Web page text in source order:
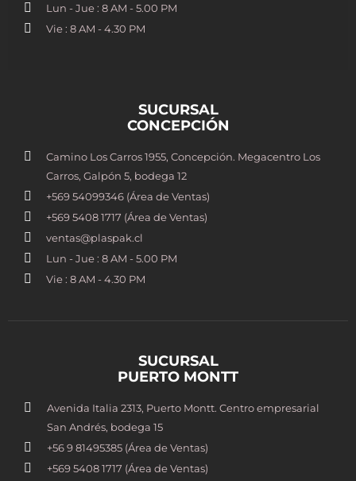
Lun - Jue : 8 AM - 5.00 PM
Vie : 8 AM - 4.30 PM
SUCURSAL
CONCEPCIÓN
Camino Los Carros 1955, Concepción. Megacentro Los
Carros, Galpón 5, bodega 12
+569 54099346 (Área de Ventas)
+569 5408 1717 (Área de Ventas)
ventas@plaspak.cl
Lun - Jue : 8 AM - 5.00 PM
Vie : 8 AM - 4.30 PM
SUCURSAL
PUERTO MONTT
Avenida Italia 2313, Puerto Montt. Centro empresarial
San Andrés, bodega 15
+56 9 81495385 (Área de Ventas)
+569 5408 1717 (Área de Ventas)